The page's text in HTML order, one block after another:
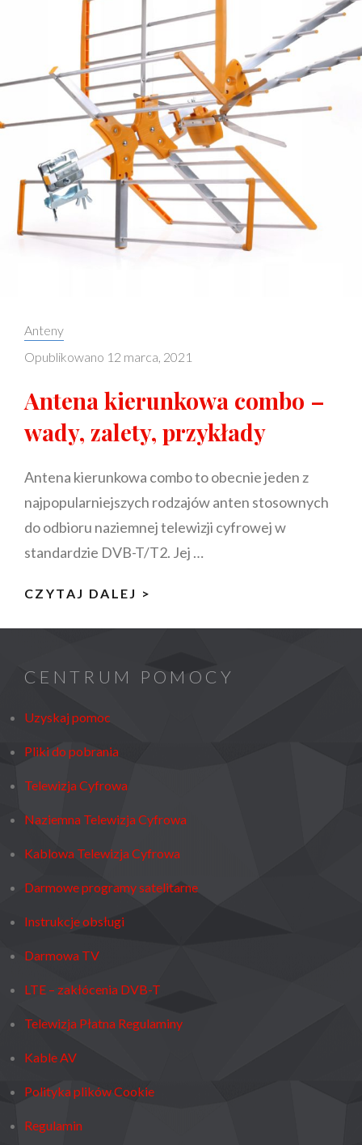
Categories:
Anteny
Opublikowano 12 marca, 2021
Antena kierunkowa combo –
wady, zalety, przykłady
Antena kierunkowa combo to obecnie jeden z
najpopularniejszych rodzajów anten stosownych
do odbioru naziemnej telewizji cyfrowej w
standardzie DVB-T/T2. Jej …
CZYTAJ DALEJ >
WADY,
CENTRUM POMOCY
Uzyskaj pomoc
Pliki do pobrania
Telewizja Cyfrowa
Naziemna Telewizja Cyfrowa
Kablowa Telewizja Cyfrowa
Darmowe programy satelitarne
Instrukcje obsługi
Darmowa TV
LTE – zakłócenia DVB-T
Telewizja Płatna Regulaminy
Kable AV
Polityka plików Cookie
Regulamin